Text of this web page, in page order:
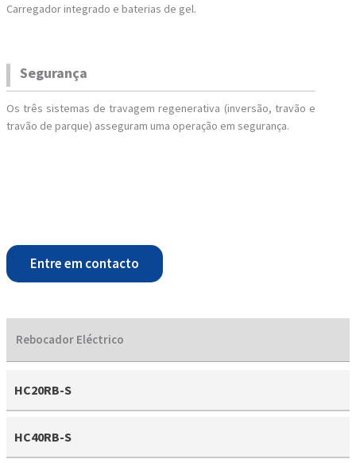
Carregador integrado e baterias de gel.
Segurança
Os três sistemas de travagem regenerativa (inversão, travão e
travão de parque) asseguram uma operação em segurança.
Entre em contacto
Rebocador Eléctrico
HC20RB-S
HC40RB-S